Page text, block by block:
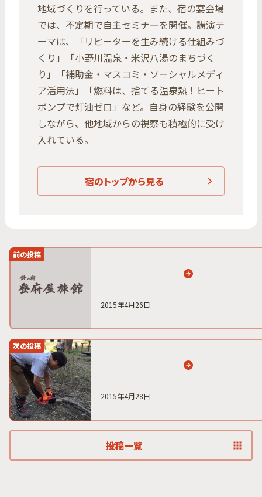
地域づくりを行っている。また、宿の宴会場
では、不定期で自主セミナーを開催。講演テ
ーマは、「リピーターを生み続ける仕組みづ
くり」「小野川温泉・米沢八湯のまちづく
り」「補助金・マスコミ・ソーシャルメディ
ア活用法」「燃料は、捨てる温泉熱！ヒート
ポンプで灯油ゼロ」など。自身の経験を公開
しながら、他地域からの視察も積極的に受け
入れている。
宿のトップから見る
前の投稿
2015年4月26日
次の投稿
2015年4月28日
投稿一覧